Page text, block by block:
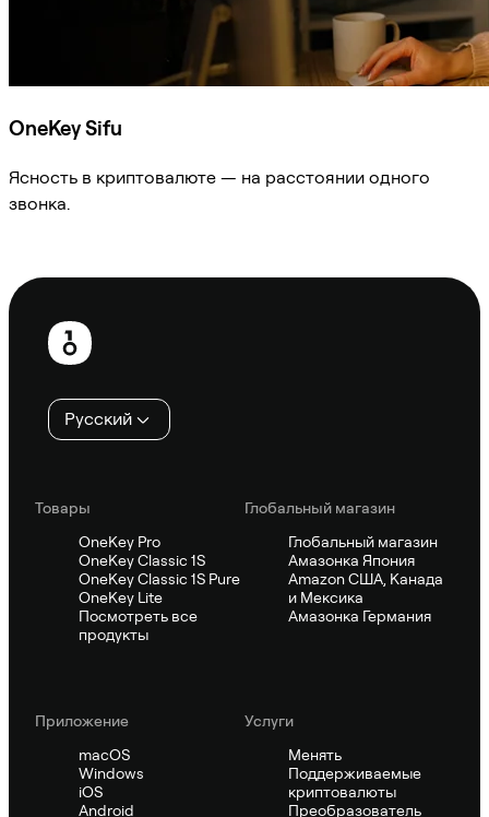
OneKey Sifu
Ясность в криптовалюте — на расстоянии одного
звонка.
Нижний
колонтитул
Русский
Товары
OneKey Pro
OneKey Classic 1S
OneKey Classic 1S Pure
OneKey Lite
Посмотреть все
продукты
Глобальный магазин
Глобальный магазин
Амазонка Япония
Amazon США, Канада
и Мексика
Амазонка Германия
Приложение
macOS
Windows
iOS
Android
Услуги
Менять
Поддерживаемые
криптовалюты
Преобразователь